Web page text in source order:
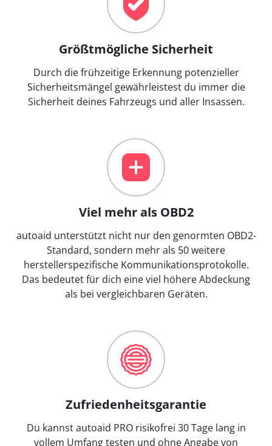
Größtmögliche Sicherheit
Durch die frühzeitige Erkennung potenzieller
Sicherheitsmängel gewährleistest du immer die
Sicherheit deines Fahrzeugs und aller Insassen.
Viel mehr als OBD2
autoaid unterstützt nicht nur den genormten OBD2-
Standard, sondern mehr als 50 weitere
herstellerspezifische Kommunikationsprotokolle.
Das bedeutet für dich eine viel höhere Abdeckung
als bei vergleichbaren Geräten.
Zufriedenheitsgarantie
Du kannst autoaid PRO risikofrei 30 Tage lang in
vollem Umfang testen und ohne Angabe von